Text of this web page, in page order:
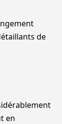
de
en